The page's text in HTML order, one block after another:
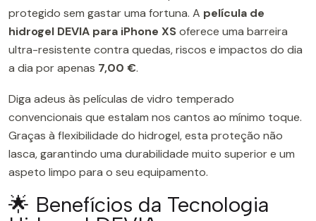
protegido sem gastar uma fortuna. A película de
hidrogel DEVIA para iPhone XSoferece uma barreira
ultra-resistente contra quedas, riscos e impactos do dia
a dia por apenas 7,00 €.
Diga adeus às películas de vidro temperado
convencionais que estalam nos cantos ao mínimo toque.
Graças à flexibilidade do hidrogel, esta proteção não
lasca, garantindo uma durabilidade muito superior e um
aspeto limpo para o seu equipamento.
🌟 Benefícios da Tecnologia